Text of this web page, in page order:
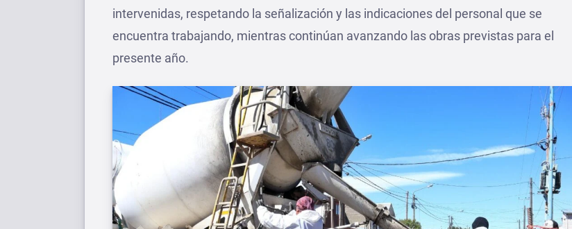
intervenidas, respetando la señalización y las indicaciones del personal que se
encuentra trabajando, mientras continúan avanzando las obras previstas para el
presente año.